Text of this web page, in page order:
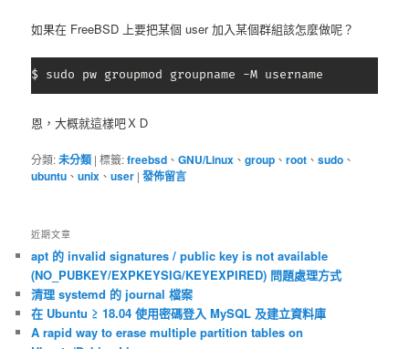
如果在 FreeBSD 上要把某個 user 加入某個群組該怎麼做呢？
$ sudo pw groupmod groupname -M username
恩，大概就這樣吧ＸＤ
分類:未分類 |標籤:freebsd 、GNU/Linux 、group 、root 、sudo 、
ubuntu 、unix 、user |發佈留言
近期文章
apt 的 invalid signatures / public key is not available
(NO_PUBKEY/EXPKEYSIG/KEYEXPIRED) 問題處理方式
清理 systemd 的 journal 檔案
在 Ubuntu ≥ 18.04 使用密碼登入 MySQL 及建立資料庫
A rapid way to erase multiple partition tables on